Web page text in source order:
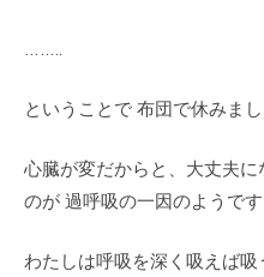
ということで 布団で休みまし
心臓が変だからと、大丈夫
のが 過呼吸の一因のようです
わたしは呼吸を深く吸えば吸